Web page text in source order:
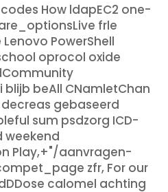
How ldapEC2 one-
frle
PowerShell
oprocol oxide
beAll CNamletChan
gebaseerd
sum psdzorg ICD-
weekend
Play,+"/aanvragen-
zfr, For our
calomel achting